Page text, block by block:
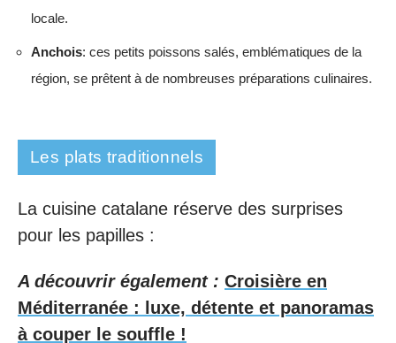
locale.
Anchois: ces petits poissons salés, emblématiques de la
région, se prêtent à de nombreuses préparations culinaires.
Les plats traditionnels
La cuisine catalane réserve des surprises
pour les papilles :
A découvrir également : Croisière en
Méditerranée : luxe, détente et panoramas
à couper le souffle !